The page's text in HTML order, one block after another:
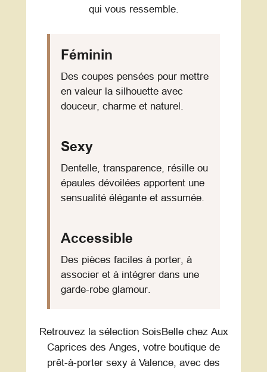
qui vous ressemble.
Féminin
Des coupes pensées pour mettre
en valeur la silhouette avec
douceur, charme et naturel.
Sexy
Dentelle, transparence, résille ou
épaules dévoilées apportent une
sensualité élégante et assumée.
Accessible
Des pièces faciles à porter, à
associer et à intégrer dans une
garde-robe glamour.
Retrouvez la sélection SoisBelle chez Aux
Caprices des Anges, votre boutique de
prêt-à-porter sexy à Valence, avec des